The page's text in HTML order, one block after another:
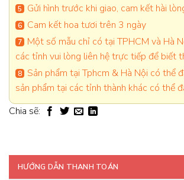
Gửi hình trước khi giao, cam kết hài
Cam kết hoa tươi trên 3 ngày
Một số mẫu chỉ có tại TPHCM và Hà
các tỉnh vui lòng liên hệ trực tiếp để biết
Sản phẩm tại Tphcm & Hà Nội có thể
sản phẩm tại các tỉnh thành khác có thể
Chia sẽ:
HƯỚNG DẪN THANH TOÁN